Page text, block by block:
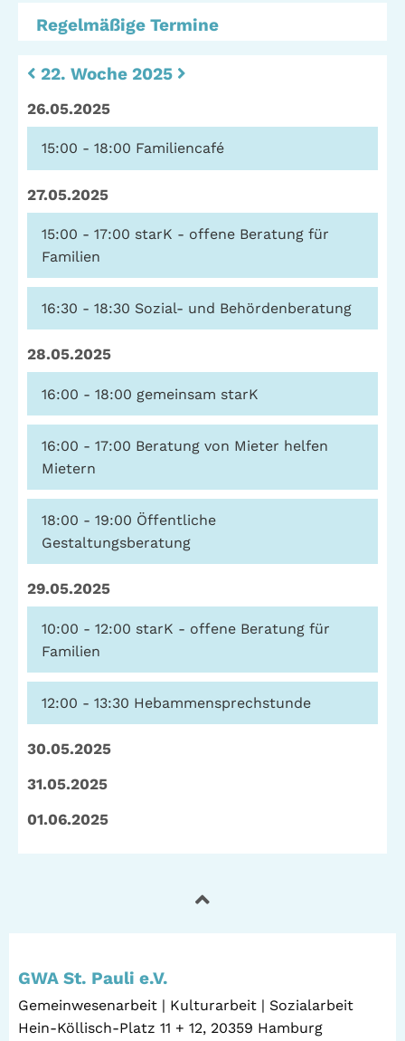
Regelmäßige Termine
22. Woche 2025
26.05.2025
15:00 - 18:00 Familiencafé
27.05.2025
15:00 - 17:00 starK - offene Beratung für
Familien
16:30 - 18:30 Sozial- und Behördenberatung
28.05.2025
16:00 - 18:00 gemeinsam starK
16:00 - 17:00 Beratung von Mieter helfen
Mietern
18:00 - 19:00 Öffentliche
Gestaltungsberatung
29.05.2025
10:00 - 12:00 starK - offene Beratung für
Familien
12:00 - 13:30 Hebammensprechstunde
30.05.2025
31.05.2025
01.06.2025
GWA St. Pauli e.V.
Gemeinwesenarbeit | Kulturarbeit | Sozialarbeit
Hein-Köllisch-Platz 11 + 12, 20359 Hamburg